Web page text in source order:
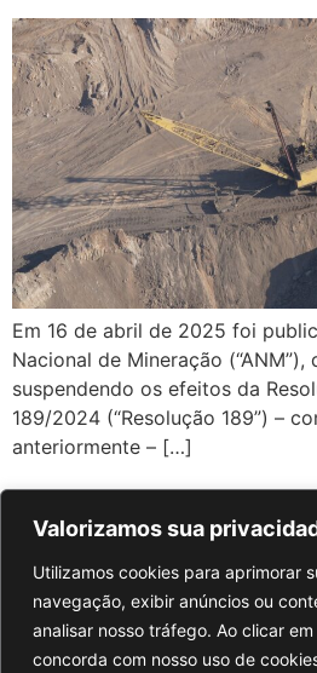
Valorizamos sua
Utilizamos cookies para aprimorar
navegação, exibir anúncios ou
analisar nosso tráfego. Ao clicar em
concorda com nosso uso de
Em 16 de abril de 2025 foi
Nacional de Mineração (“ANM”),
suspendendo os efeitos da
189/2024 (“Resolução 189”) –
anteriormente – […]